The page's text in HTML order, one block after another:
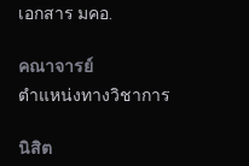
เอกสาร มคอ.
คณาจารย์
ตำแหน่งทางวิชาการ
นิสิต